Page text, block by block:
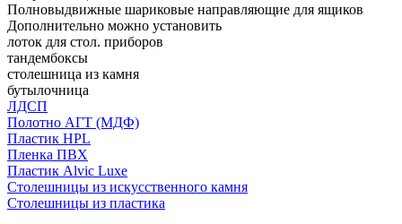
Полновыдвижные шариковые направляющие для ящиков
Дополнительно можно установить
лоток для стол. приборов
тандембоксы
столешница из камня
бутылочница
ЛДСП
Полотно АГТ (МДФ)
Пластик HPL
Пленка ПВХ
Пластик Alvic Luxe
Столешницы из искусственного камня
Столешницы из пластика